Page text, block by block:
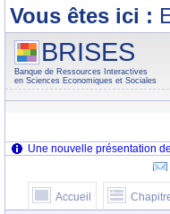
Vous êtes ici :
BRISES
Banque de Ressources Interactives
en Sciences Economiques et Sociales
Accueil